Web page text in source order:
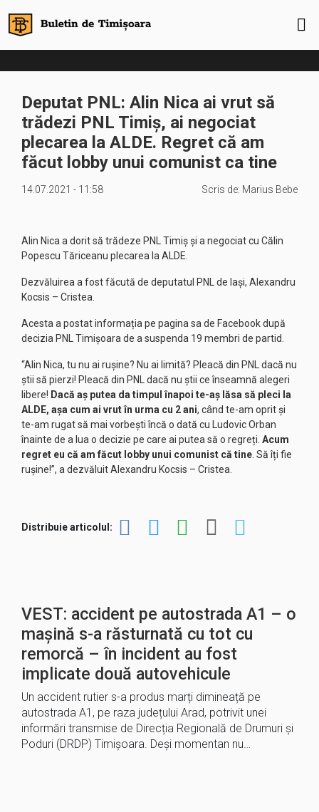
Deputat PNL: Alin Nica ai vrut să
trădezi PNL Timiș, ai negociat
plecarea la ALDE. Regret că am
făcut lobby unui comunist ca tine
14.07.2021 - 11:58 Scris de: Marius Bebe
Alin Nica a dorit să trădeze PNL Timiș și a negociat cu Călin
Popescu Tăriceanu plecarea la ALDE.
Dezvăluirea a fost făcută de deputatul PNL de Iași, Alexandru
Kocsis – Cristea.
Acesta a postat informația pe pagina sa de Facebook după
decizia PNL Timișoara de a suspenda 19 membri de partid.
“Alin Nica, tu nu ai rușine? Nu ai limită? Pleacă din PNL dacă nu
știi să pierzi! Pleacă din PNL dacă nu știi ce înseamnă alegeri
libere! Dacă aș putea da timpul înapoi te-aș lăsa să pleci la
ALDE, așa cum ai vrut în urma cu 2 ani, când te-am oprit și
te-am rugat să mai vorbești încă o dată cu Ludovic Orban
înainte de a lua o decizie pe care ai putea să o regreți. Acum
regret eu că am făcut lobby unui comunist că tine . Să îți fie
rușine!”, a dezvăluit Alexandru Kocsis – Cristea.
Distribuie articolul:
VEST: accident pe autostrada A1 – o
mașină s-a răsturnată cu tot cu
remorcă – în incident au fost
implicate două autovehicule
Un accident rutier s-a produs marți dimineață pe
autostrada A1, pe raza județului Arad, potrivit unei
informări transmise de Direcția Regională de Drumuri și
Poduri (DRDP) Timișoara. Deși momentan nu…